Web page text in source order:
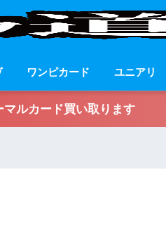
ワンピカード ユニアリ
ルカード買い取ります